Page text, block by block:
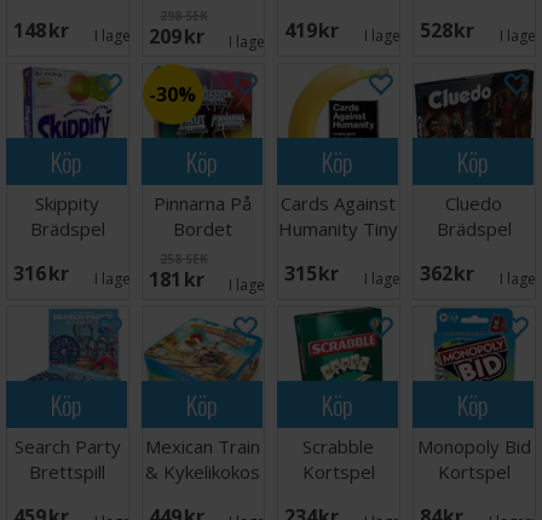
148 SEK I lager: 1
298 SEK
209 SEK I lager: 419 SEK I lager: 3528 SEK I
Köp
Skippity
Brädspel
316 SEK I lager: 9
Köp
30%
Pinnarna På
Bordet
Brädspel
258 SEK
181 SEK I lager: 5
Köp
Cards Against
Humanity Tiny
315 SEK I lager: 2
Köp
Cluedo
Brädspel
362 SEK I
Köp
Search Party
Brettspill
Köp
Mexican Train
& Kykelikokos
Köp
Scrabble
Kortspel
Köp
Monopoly Bid
Kortspel